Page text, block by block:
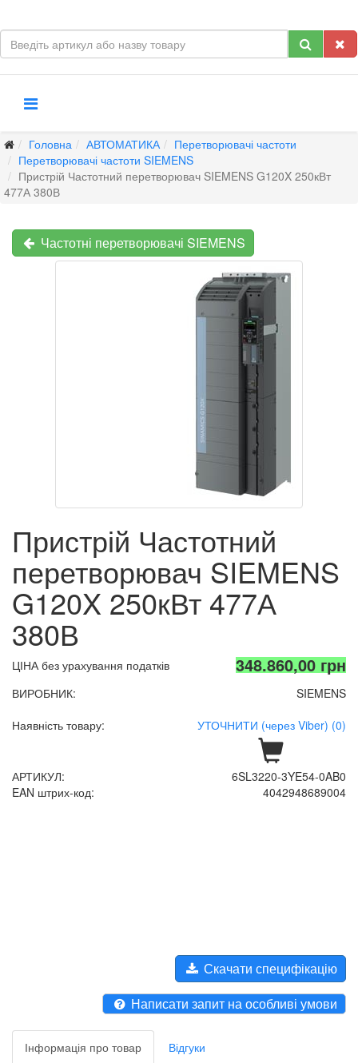
Головна АВТОМАТИКА
Перетворювачі частоти
Перетворювачі частоти SIEMENS
Пристрій Частотний перетворювач SIEMENS G120X 250кВт
477А 380В
Частотні перетворювачі SIEMENS
Пристрій Частотний
перетворювач SIEMENS
G120X 250кВт 477А
380В
ЦІНА без урахування податків 348.860,00 грн
ВИРОБНИК:
SIEMENS
Наявність товару:
УТОЧНИТИ (через Viber) (0)
АРТИКУЛ:
6SL3220-3YE54-0AB0
EAN штрих-код:
4042948689004
Скачати специфікацію
Написати запит на особливі умови
Інформація про товар Відгуки